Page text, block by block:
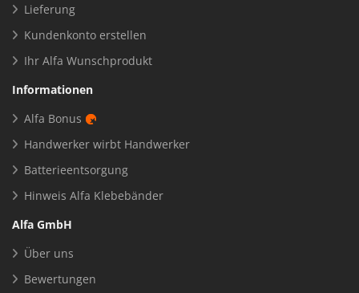
Lieferung
Kundenkonto erstellen
Ihr Alfa Wunschprodukt
Informationen
Alfa Bonus
Handwerker wirbt Handwerker
Batterieentsorgung
Hinweis Alfa Klebebänder
Alfa GmbH
Über uns
Bewertungen